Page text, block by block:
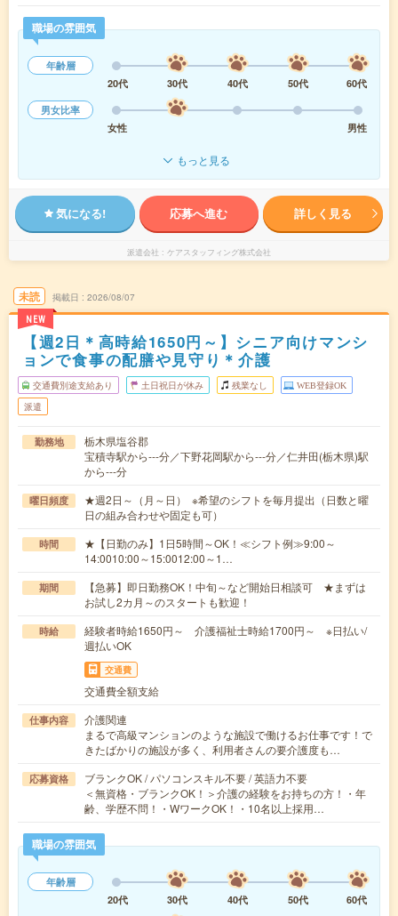
職場の雰囲気
年齢層
20代
30代 40代 50代
60代
男女比率
女性
男性
もっと見る
気になる! 応募へ進む 詳しく見る
派遣会社 ケアスタッフィング株式会社
未読
NEW
掲載日 2026/08/07
【週2日＊高時給1650円～】シニア向けマンシ
ョンで食事の配膳や見守り＊介護
交通費別途支給あり 土日祝日が休み 残業なし WEB登録OK
派遣
勤務地
栃木県塩谷郡
宝積寺駅から---分／下野花岡駅から---分／仁井田(栃木県)駅
から---分
曜日頻度
★週2日～（月～日） ※希望のシフトを毎月提出（日数と曜
日の組み合わせや固定も可）
時間
★【日勤のみ】1日5時間～OK！≪シフト例≫9:00～
14:0010:00～15:0012:00～1…
期間
【急募】即日勤務OK！中旬～など開始日相談可 ★まずは
お試し2カ月～のスタートも歓迎！
時給
経験者時給1650円～ 介護福祉士時給1700円～ ※日払い/
週払いOK
交通費
交通費全額支給
仕事内容
介護関連
まるで高級マンションのような施設で働けるお仕事です！で
きたばかりの施設が多く、利用者さんの要介護度も…
応募資格
ブランクOK / パソコンスキル不要 / 英語力不要
＜無資格・ブランクOK！＞介護の経験をお持ちの方！・年
齢、学歴不問！・WワークOK！・10名以上採用…
職場の雰囲気
年齢層
20代
30代 40代 50代
60代